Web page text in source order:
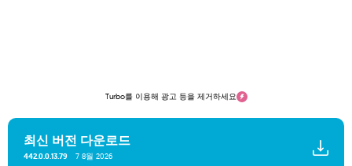
Turbo를 이용해 광고 등을 제거하세요
최신 버전 다운로드
442.0.0.13.79 7 8월 2026